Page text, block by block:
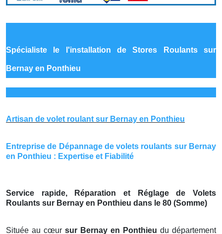
Spécialiste le l'installation de Stores Roulants sur
Bernay en Ponthieu
Artisan de volet roulant sur Bernay en Ponthieu
Entreprise de Dépannage de volets roulants sur Bernay
en Ponthieu : Expertise et Fiabilité
Service rapide, Réparation et Réglage de Volets
Roulants sur Bernay en Ponthieu dans le 80 (Somme)
Située au cœur sur Bernay en Ponthieu du département